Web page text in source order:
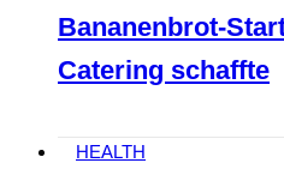
Bananenbrot-
Catering schaffte
HEALTH